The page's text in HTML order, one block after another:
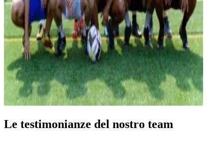
Le testimonianze del nostro team